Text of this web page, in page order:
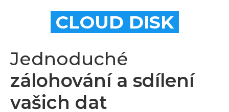
CLOUD DISK
Jednoduché
zálohování a sdílení
vašich dat